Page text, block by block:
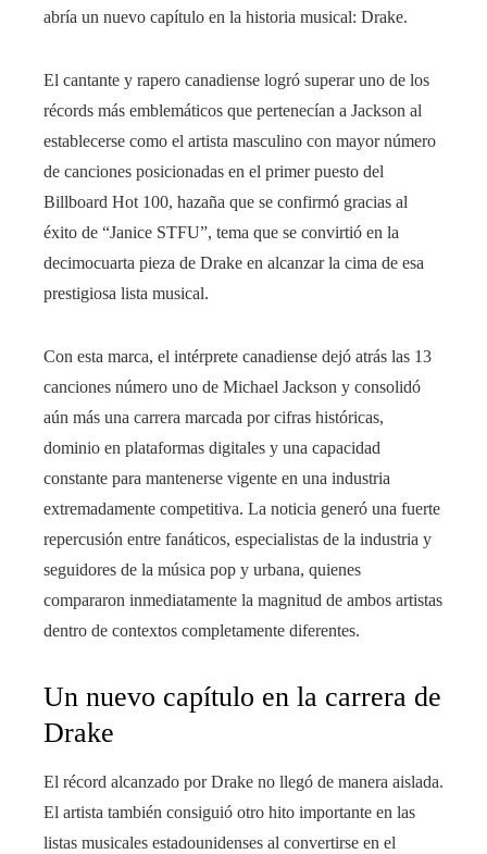
abría un nuevo capítulo en la historia musical: Drake.
El cantante y rapero canadiense logró superar uno de los
récords más emblemáticos que pertenecían a Jackson al
establecerse como el artista masculino con mayor número
de canciones posicionadas en el primer puesto del
Billboard Hot 100, hazaña que se confirmó gracias al
éxito de “Janice STFU”, tema que se convirtió en la
decimocuarta pieza de Drake en alcanzar la cima de esa
prestigiosa lista musical.
Con esta marca, el intérprete canadiense dejó atrás las 13
canciones número uno de Michael Jackson y consolidó
aún más una carrera marcada por cifras históricas,
dominio en plataformas digitales y una capacidad
constante para mantenerse vigente en una industria
extremadamente competitiva. La noticia generó una fuerte
repercusión entre fanáticos, especialistas de la industria y
seguidores de la música pop y urbana, quienes
compararon inmediatamente la magnitud de ambos artistas
dentro de contextos completamente diferentes.
Un nuevo capítulo en la carrera de
Drake
El récord alcanzado por Drake no llegó de manera aislada.
El artista también consiguió otro hito importante en las
listas musicales estadounidenses al convertirse en el